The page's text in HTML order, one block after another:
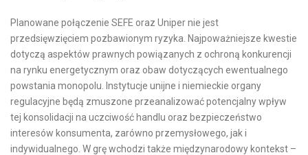
Planowane połączenie SEFE oraz Uniper nie jest
przedsięwzięciem pozbawionym ryzyka. Najpoważniejsze kwestie
dotyczą aspektów prawnych powiązanych z ochroną konkurencji
na rynku energetycznym oraz obaw dotyczących ewentualnego
powstania monopolu. Instytucje unijne i niemieckie organy
regulacyjne będą zmuszone przeanalizować potencjalny wpływ
tej konsolidacji na uczciwość handlu oraz bezpieczeństwo
interesów konsumenta, zarówno przemysłowego, jak i
indywidualnego. W grę wchodzi także międzynarodowy kontekst –